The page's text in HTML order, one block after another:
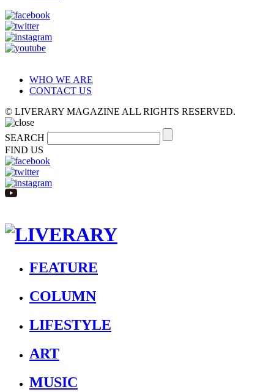
WHO WE ARE
CONTACT US
© LIVERARY MAGAZINE ALL RIGHTS RESERVED.
SEARCH
FIND US
FEATURE
COLUMN
LIFESTYLE
ART
MUSIC